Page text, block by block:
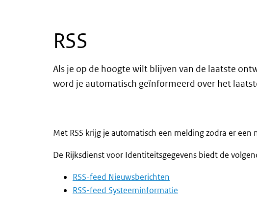
RSS
Als je op de hoogte wilt blijven van de laatste
word je automatisch geïnformeerd over het
Met RSS krijg je automatisch een melding zodra er
De Rijksdienst voor Identiteitsgegevens biedt de
RSS-feed Nieuwsberichten
RSS-feed Systeeminformatie